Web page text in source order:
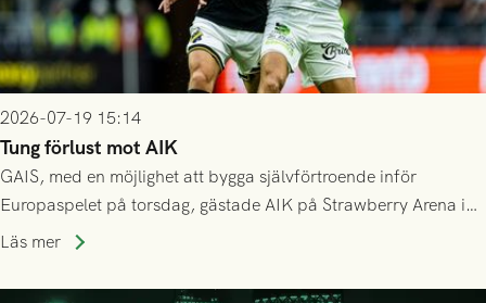
2026-07-19 15:14
Tung förlust mot AIK
GAIS, med en möjlighet att bygga självförtroende inför
Europaspelet på torsdag, gästade AIK på Strawberry Arena i
Stockholm . Men trots konstant hotande i första halvlek av
lyckades få in 2-0.
Läs mer